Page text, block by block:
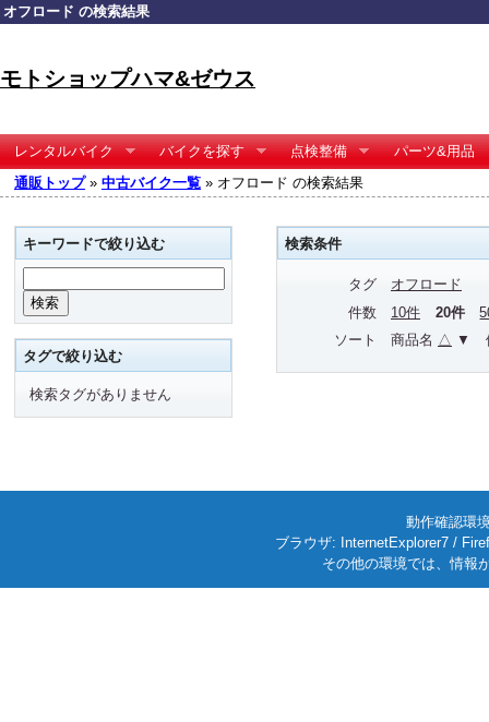
オフロード の検索結果
モトショップハマ&ゼウス
レンタルバイク バイクを探す 点検整備
パーツ&用品
通販トップ» 中古バイク一覧 » オフロード の検索結果
検索条件
タグ
オフロード
件数
10件 20件
ソート
商品名 △ ▼
キーワードで絞り込む
タグで絞り込む
検索タグがありません
動作確認環
ブラウザ: InternetExplorer7 /
その他の環境では、情報